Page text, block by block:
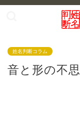
姓名判断コラム
音と形の不